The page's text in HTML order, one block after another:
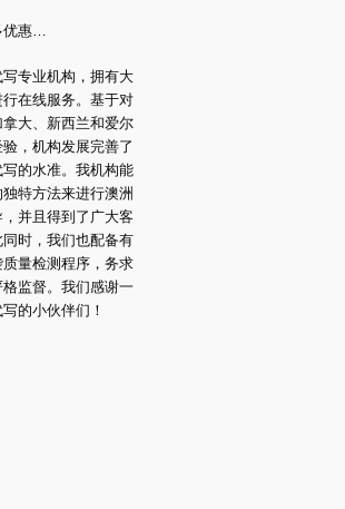
惠…
专业机构，拥有大
在线服务。基于对
大、新西兰和爱尔
，机构发展完善了
的水准。我机构能
特方法来进行澳洲
并且得到了广大客
时，我们也配备有
量检测程序，务求
监督。我们感谢一
的小伙伴们！